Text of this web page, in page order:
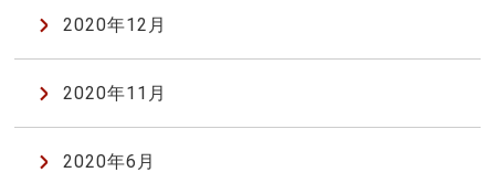
2020年12月
2020年11月
2020年6月